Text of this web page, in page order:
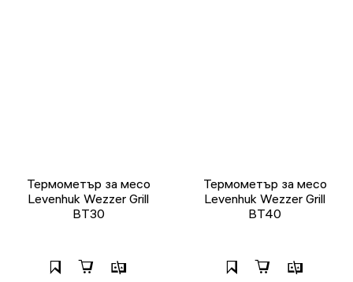
Термометър за месо
Levenhuk Wezzer Grill
BT30
Термометър за месо
Levenhuk Wezzer Grill
BT40